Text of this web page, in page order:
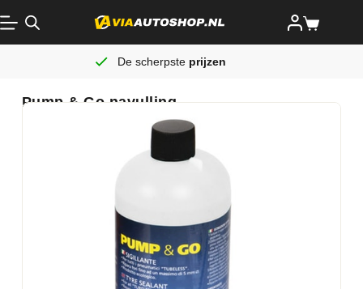
De scherpste prijzen
Pump & Go navulling